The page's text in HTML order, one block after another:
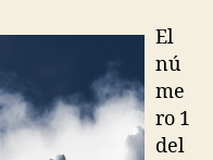
El
nú
me
ro 1
del